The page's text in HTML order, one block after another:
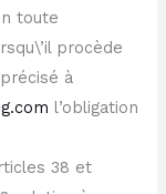
toute
procède
à
l’obligation
38 et